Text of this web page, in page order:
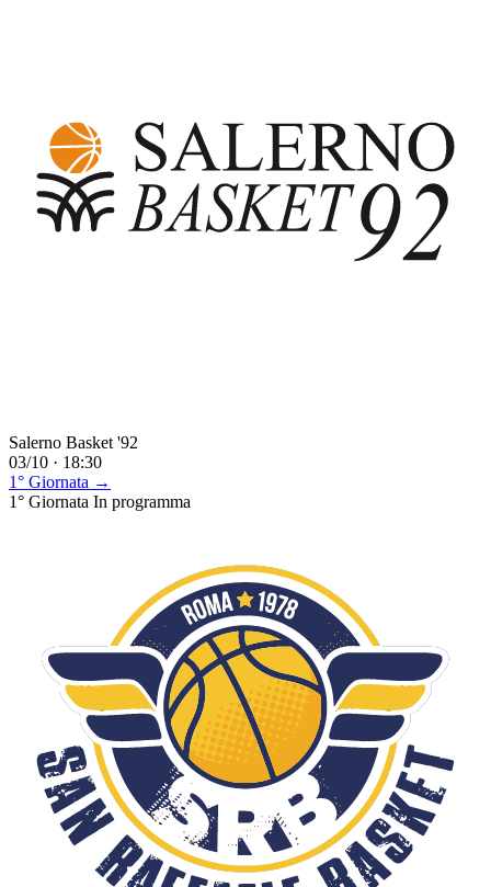
Salerno Basket '92
03/10 · 18:30
1° Giornata →
1° Giornata In programma